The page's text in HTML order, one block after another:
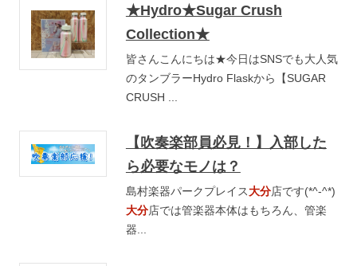
★Hydro★Sugar Crush
Collection★
皆さんこんにちは★今日はSNSでも大人気
のタンブラーHydro Flaskから【SUGAR
CRUSH ...
【吹奏楽部員必見！】入部した
ら必要なモノは？
島村楽器パークプレイス大分店です(*^-^*)
大分店では管楽器本体はもちろん、管楽
器...